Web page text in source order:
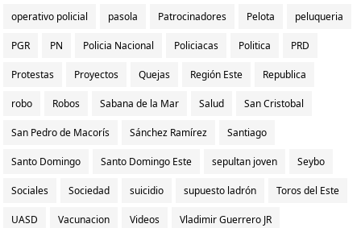
operativo policial pasola Patrocinadores Pelota peluqueria
PGR PN Policia Nacional Policiacas Politica PRD
Protestas Proyectos Quejas Región Este Republica
robo Robos Sabana de la Mar Salud San Cristobal
San Pedro de Macorís Sánchez Ramírez Santiago
Santo Domingo Santo Domingo Este sepultan joven Seybo
Sociales Sociedad suicidio supuesto ladrón Toros del Este
UASD Vacunacion Videos Vladimir Guerrero JR